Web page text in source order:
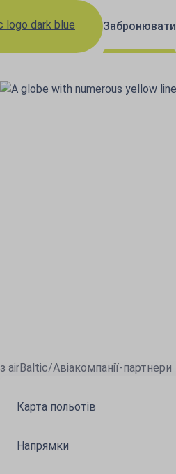
Забронювати
з airBaltic/Авіакомпанії-партнери
Карта польотів
Напрямки